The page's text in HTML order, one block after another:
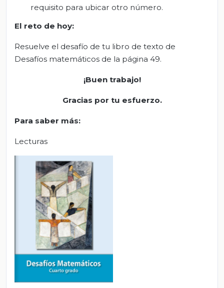
requisito para ubicar otro número.
El reto de hoy:
Resuelve el desafío de tu libro de texto de
Desafíos matemáticos de la página 49.
¡Buen trabajo!
Gracias por tu esfuerzo.
Para saber más:
Lecturas